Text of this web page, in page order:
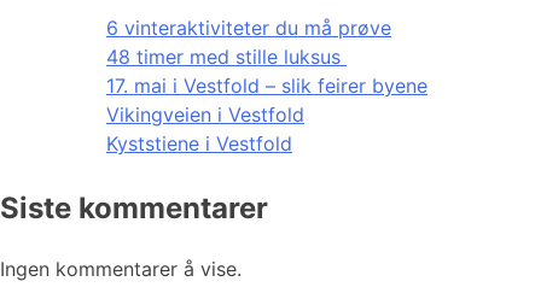
6 vinteraktiviteter du må prøve
48 timer med stille luksus
17. mai i Vestfold – slik feirer byene
Vikingveien i Vestfold
Kyststiene i Vestfold
Siste kommentarer
Ingen kommentarer å vise.